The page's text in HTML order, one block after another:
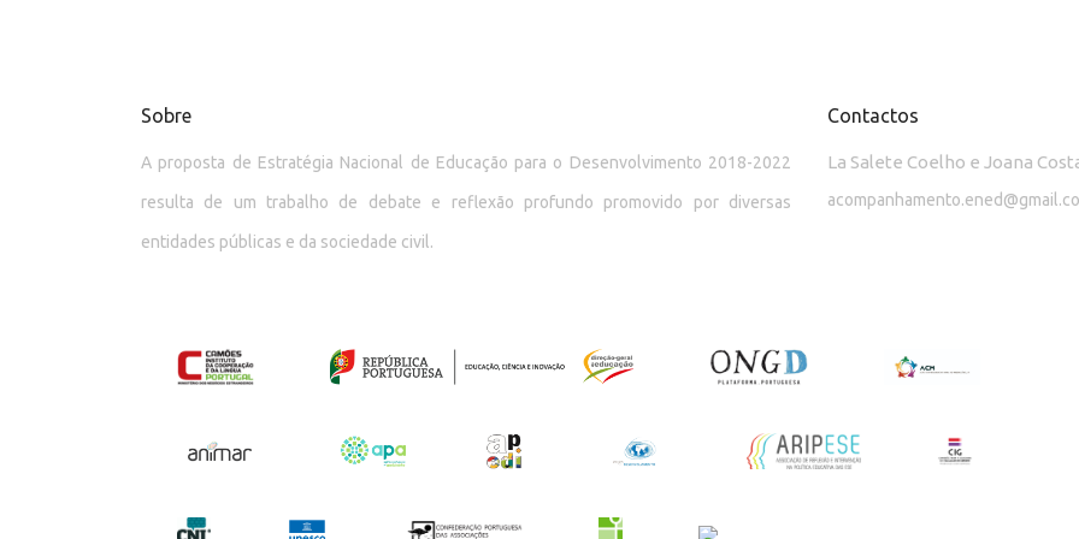
Sobre
A proposta de Estratégia Nacional de Educação para o Desenvolvimento 2018-2022
resulta de um trabalho de debate e reflexão profundo promovido por diversas
entidades públicas e da sociedade civil.
Contactos
La Salete Coelho e Joana